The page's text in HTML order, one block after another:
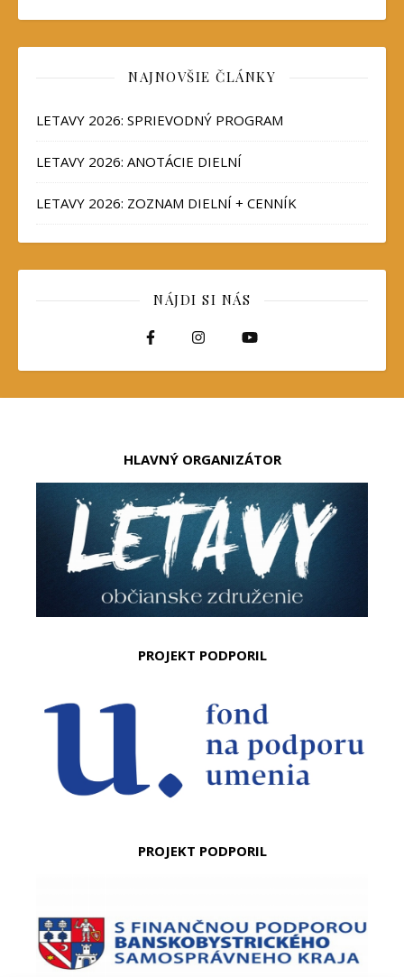
NAJNOVŠIE ČLÁNKY
LETAVY 2026: SPRIEVODNÝ PROGRAM
LETAVY 2026: ANOTÁCIE DIELNÍ
LETAVY 2026: ZOZNAM DIELNÍ + CENNÍK
NÁJDI SI NÁS
HLAVNÝ ORGANIZÁTOR
PROJEKT PODPORIL
PROJEKT PODPORIL